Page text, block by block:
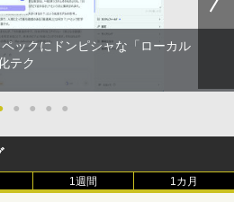
ペックにドンピシャな「ローカル
テク
● ● ● ●
1週間 1カ月